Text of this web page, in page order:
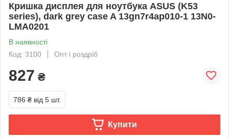
Кришка дисплея для ноутбука ASUS (K53
series), dark grey case A 13gn7r4ap010-1 13N0-
LMA0201
В наявності
Код: 3100
Опт і роздріб
827 ₴
786 ₴ від 5 шт.
Купити